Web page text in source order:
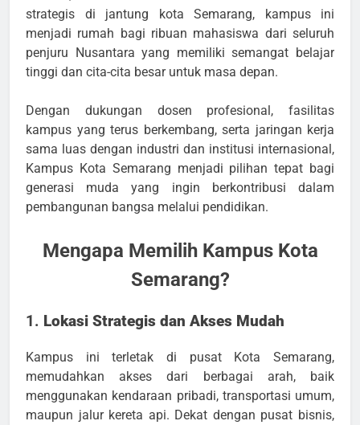
strategis di jantung kota Semarang, kampus ini
menjadi rumah bagi ribuan mahasiswa dari seluruh
penjuru Nusantara yang memiliki semangat belajar
tinggi dan cita-cita besar untuk masa depan.
Dengan dukungan dosen profesional, fasilitas
kampus yang terus berkembang, serta jaringan kerja
sama luas dengan industri dan institusi internasional,
Kampus Kota Semarang menjadi pilihan tepat bagi
generasi muda yang ingin berkontribusi dalam
pembangunan bangsa melalui pendidikan.
Mengapa Memilih Kampus Kota
Semarang?
1. Lokasi Strategis dan Akses Mudah
Kampus ini terletak di pusat Kota Semarang,
memudahkan akses dari berbagai arah, baik
menggunakan kendaraan pribadi, transportasi umum,
maupun jalur kereta api. Dekat dengan pusat bisnis,